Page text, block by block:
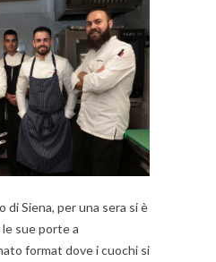
di Siena, per una sera si è
sue porte a
format dove i cuochi si